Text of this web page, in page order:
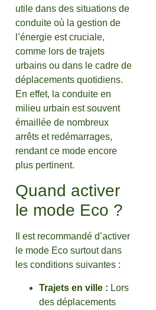
utile dans des situations de
conduite où la gestion de
l’énergie est cruciale,
comme lors de trajets
urbains ou dans le cadre de
déplacements quotidiens.
En effet, la conduite en
milieu urbain est souvent
émaillée de nombreux
arrêts et redémarrages,
rendant ce mode encore
plus pertinent.
Quand activer
le mode Eco ?
Il est recommandé d’activer
le mode Eco surtout dans
les conditions suivantes :
Trajets en ville : Lors
des déplacements